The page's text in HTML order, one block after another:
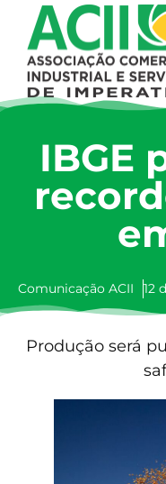
IBGE
Comunicação ACII 12
Produção será